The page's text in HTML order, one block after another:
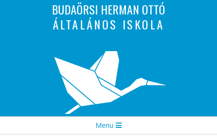
BUDAÖRSI HERMAN OTTÓ
ÁLTALÁNOS ISKOLA
Indulunk! Hamarosan újraindul oldalunk!
Menu